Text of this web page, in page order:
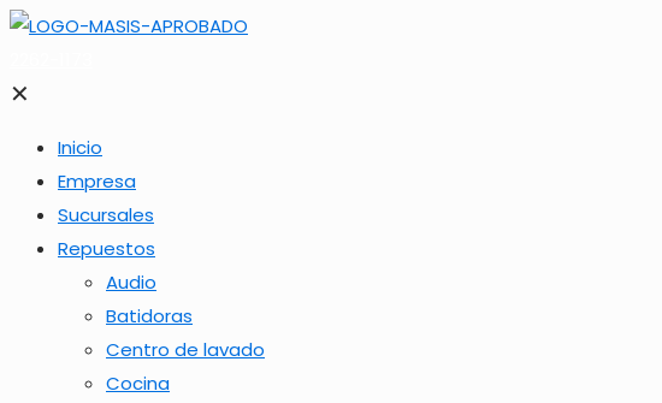
✕
Inicio
Empresa
Sucursales
Repuestos
Audio
Batidoras
Centro de lavado
Cocina